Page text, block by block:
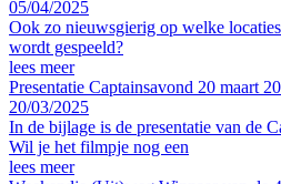
05/04/2025
Ook zo nieuwsgierig op welke
wordt gespeeld?
lees meer
Presentatie Captainsavond 20 maart
20/03/2025
In de bijlage is de presentatie van de
Wil je het filmpje nog een
lees meer